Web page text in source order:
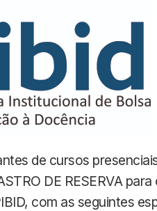
de cursos
DE RESERVA
com as seguintes